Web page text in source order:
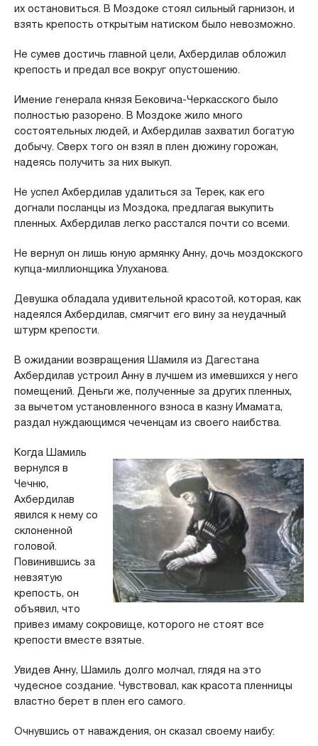
их остановиться. В Моздоке стоял сильный гарнизон, и
взять крепость открытым натиском было невозможно.
Не сумев достичь главной цели, Ахбердилав обложил
крепость и предал все вокруг опустошению.
Имение генерала князя Бековича-Черкасского было
полностью разорено. В Моздоке жило много
состоятельных людей, и Ахбердилав захватил богатую
добычу. Сверх того он взял в плен дюжину горожан,
надеясь получить за них выкуп.
Не успел Ахбердилав удалиться за Терек, как его
догнали посланцы из Моздока, предлагая выкупить
пленных. Ахбердилав легко расстался почти со всеми.
Не вернул он лишь юную армянку Анну, дочь моздокского
купца-миллионщика Улуханова.
Девушка обладала удивительной красотой, которая, как
надеялся Ахбердилав, смягчит его вину за неудачный
штурм крепости.
В ожидании возвращения Шамиля из Дагестана
Ахбердилав устроил Анну в лучшем из имевшихся у него
помещений. Деньги же, полученные за других пленных,
за вычетом установленного взноса в казну Имамата,
раздал нуждающимся чеченцам из своего наибства.
Когда Шамиль
вернулся в
Чечню,
Ахбердилав
явился к нему со
склоненной
головой.
Повинившись за
невзятую
крепость, он
объявил, что
привез имаму сокровище, которого не стоят все
крепости вместе взятые.
Увидев Анну, Шамиль долго молчал, глядя на это
чудесное создание. Чувствовал, как красота пленницы
властно берет в плен его самого.
Очнувшись от наваждения, он сказал своему наибу: